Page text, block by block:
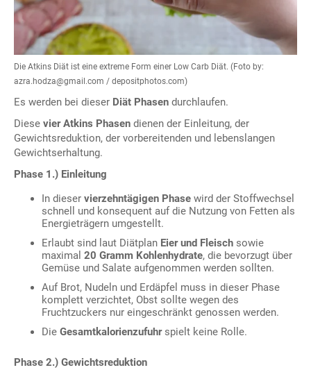
Die Atkins Diät ist eine extreme Form einer Low Carb Diät. (Foto by:
azra.hodza@gmail.com / depositphotos.com)
Es werden bei dieser Diät Phasen durchlaufen.
Diese vier Atkins Phasen dienen der Einleitung, der
Gewichtsreduktion, der vorbereitenden und lebenslangen
Gewichtserhaltung.
Phase 1.) Einleitung
In dieser vierzehntägigen Phase wird der Stoffwechsel
schnell und konsequent auf die Nutzung von Fetten als
Energieträgern umgestellt.
Erlaubt sind laut Diätplan Eier und Fleisch sowie
maximal 20 Gramm Kohlenhydrate, die bevorzugt über
Gemüse und Salate aufgenommen werden sollten.
Auf Brot, Nudeln und Erdäpfel muss in dieser Phase
komplett verzichtet, Obst sollte wegen des
Fruchtzuckers nur eingeschränkt genossen werden.
Die Gesamtkalorienzufuhr spielt keine Rolle.
Phase 2.) Gewichtsreduktion